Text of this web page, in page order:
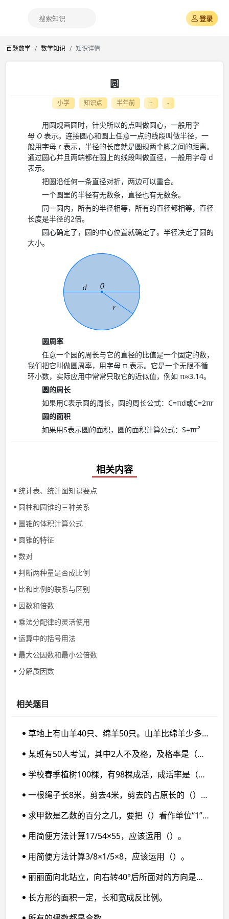
登录
百题数学 数学知识 知识详情
圆
小学 知识点 半年前 + -
用圆规画圆时，针尖所以的点叫做圆心，一般用字
母 O 表示。连接圆心和圆上任意一点的线段叫做半径，一
般用字母 r 表示，半径的长度就是圆规两个脚之间的距离。
通过圆心并且两端都在圆上的线段叫做直径，一般用字母 d
表示。
把圆沿任何一条直径对折，两边可以重合。
一个圆里的半径有无数条，直径也有无数条。
同一圆内，所有的半径相等，所有的直径都相等，直径
长度是半径的2倍。
圆心确定了，圆的中心位置就确定了。半径决定了圆的
大小。
圆周率
任意一个园的周长与它的直径的比值是一个固定的数，
我们把它叫做圆周率，用字母 π 表示。它是一个无限不循
环小数，实际应用中常常只取它的近似值，例如 π≈3.14。
圆的周长
如果用C表示圆的周长，圆的周长公式：C=πd或C=2πr
圆的面积
如果用S表示圆的面积，圆的面积计算公式：S=πr²
相关内容
统计表、统计图知识要点
圆柱和圆锥的三种关系
圆锥的体积计算公式
圆锥的特征
数对
判断两种量是否成比例
比和比例的联系与区别
因数和倍数
乘法分配律的灵活使用
运算中的括号用法
最大公因数和最小公倍数
分解质因数
相关题目
草地上有山羊40只、绵羊50只。山羊比绵羊少多少只？山羊的只数是绵羊的百分之几？绵羊的只数是山羊的百分之几？
某班有50人考试，其中2人不及格，及格率是（）%。
学校春季植树100棵，有98棵成活，成活率是（）%。
一根绳子长8米，剪去4米，剪去的占原长的（）%，占剩下的（）%。
求甲数是乙数的百分之几，要把（）看作单位“1”；求甲数比乙数多百分之几，要把（）看作单位“1”；求乙数比甲数少百分之几，要把（）看作单位“1”。
用简便方法计算17/54×55，应该运用（）。
用简便方法计算3/8×1/5×8，应该运用（）。
丽丽面向北站立，向右转40°后所面对的方向是（）；丁丁面向西站立，向左转40°后所面对的方向是（）；豆豆面向南站立，向左转40°后所面对的方向是（）；齐齐面向东站立，向右转40°后所面对的方向是（）。
长方形的面积一定，长和宽成反比例。